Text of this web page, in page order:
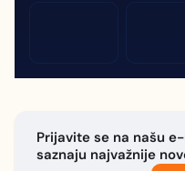
Prijavite se na našu
saznaju najvažnije